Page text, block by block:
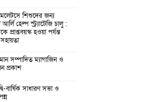
শিশুদের জন্য
আর্লি হেল্প স্ট্র্যাটেজি চালু :
প্রাপ্তবয়স্ক হওয়া পর্যন্ত
সম্পাদিত ম্যাগাজিন ও
প্রকাশ
বার্ষিক সাধারণ সভা ও